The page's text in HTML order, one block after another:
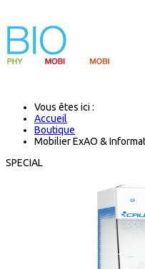
Vous êtes ici :
Accueil
Boutique
Mobilier ExAO &
SPECIAL